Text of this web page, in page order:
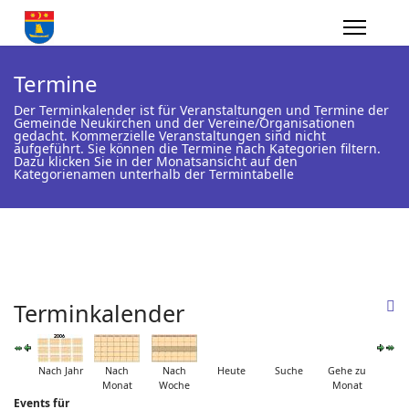
Termine
Der Terminkalender ist für Veranstaltungen und Termine der
Gemeinde Neukirchen und der Vereine/Organisationen
gedacht. Kommerzielle Veranstaltungen sind nicht
aufgeführt. Sie können die Termine nach Kategorien filtern.
Dazu klicken Sie in der Monatsansicht auf den
Kategorienamen unterhalb der Termintabelle
Terminkalender
Nach Jahr
Nach
Monat
Nach
Woche
Heute Suche
Gehe zu
Monat
Events für